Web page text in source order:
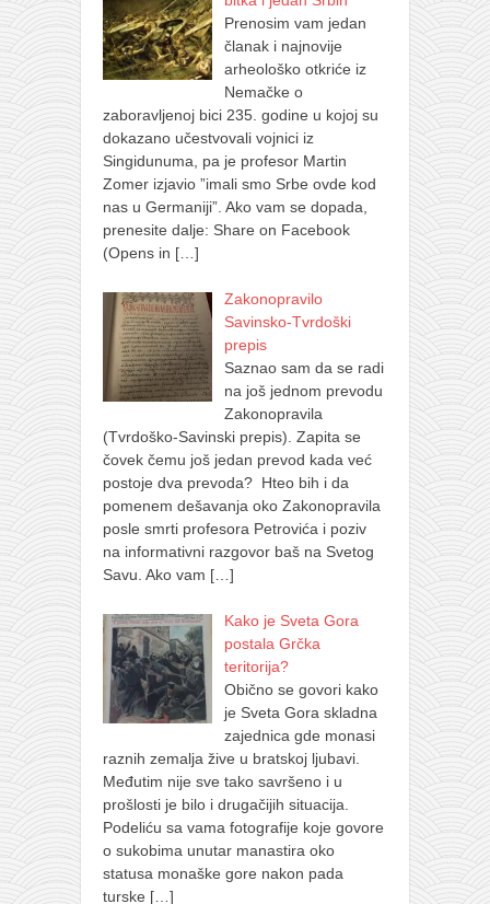
Prenosim vam jedan
članak i najnovije
arheološko otkriće iz
Nemačke o
zaboravljenoj bici 235. godine u kojoj su
dokazano učestvovali vojnici iz
Singidunuma, pa je profesor Martin
Zomer izjavio ”imali smo Srbe ovde kod
nas u Germaniji”. Ako vam se dopada,
prenesite dalje: Share on Facebook
(Opens in […]
Zakonopravilo
Savinsko-Tvrdoški
prepis
Saznao sam da se radi
na još jednom prevodu
Zakonopravila
(Tvrdoško-Savinski prepis). Zapita se
čovek čemu još jedan prevod kada već
postoje dva prevoda? Hteo bih i da
pomenem dešavanja oko Zakonopravila
posle smrti profesora Petrovića i poziv
na informativni razgovor baš na Svetog
Savu. Ako vam […]
Kako je Sveta Gora
postala Grčka
teritorija?
Obično se govori kako
je Sveta Gora skladna
zajednica gde monasi
raznih zemalja žive u bratskoj ljubavi.
Međutim nije sve tako savršeno i u
prošlosti je bilo i drugačijih situacija.
Podeliću sa vama fotografije koje govore
o sukobima unutar manastira oko
statusa monaške gore nakon pada
turske […]